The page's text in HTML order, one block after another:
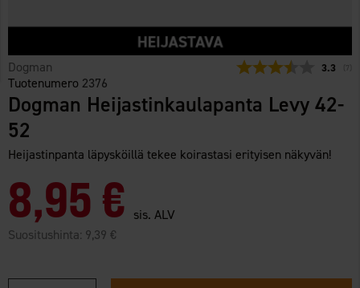
Dogman
Tuotenumero 2376
3.3
Dogman Heijastinkaulapanta Levy 42-
52
Heijastinpanta läpysköillä tekee koirastasi erityisen näkyvän!
8,95 € sis. ALV
Suositushinta: 9,39 €